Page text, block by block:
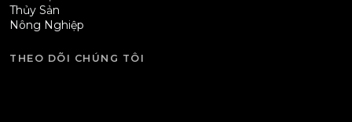
Thủy Sản
Nông Nghiệp
THEO DÕI CHÚNG TÔI